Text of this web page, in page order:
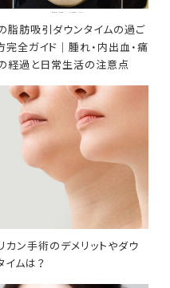
脂肪吸引ダウンタイムの過ご
完全ガイド｜腫れ・内出血・痛
経過と日常生活の注意点
カン手術のデメリットやダウ
イムは？